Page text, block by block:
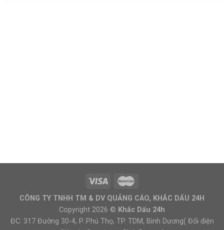
CÔNG TY TNHH TM & DV QUẢNG CÁO, KHẮC DẤU 24H
Copyright 2026 © Khắc Dấu 24h
ĐC: 317 Đường 30-4, P. Phú Thọ, TP. TDM, Bình Dương( Đối diện